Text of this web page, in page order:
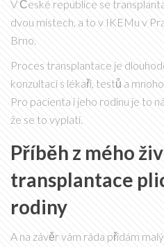
V České republice se
dvou místech, a to v IKEMu v
Brno.
Proces transplantace je
konzultací s lékaři, testů a
Pro pacienta i jeho rodinu je to
že se to vyplatí.
Příběh z mého
transplantace
rodiny
A na závěr vám ráda přidám